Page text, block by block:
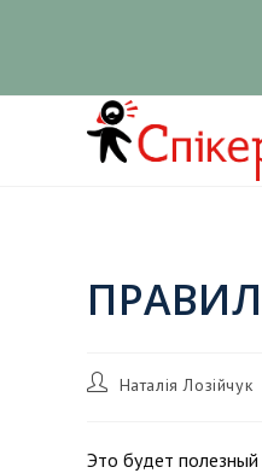
Наталія Лозійчук
Это будет полезный